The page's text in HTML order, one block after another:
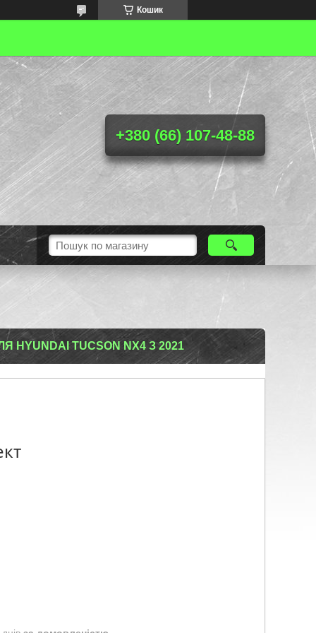
Кошик
+380 (66) 107-48-88
TUCSON NX4 З 2021